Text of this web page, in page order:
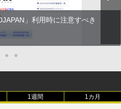
」利用時に注意すべき
● ●
1週間 1カ月